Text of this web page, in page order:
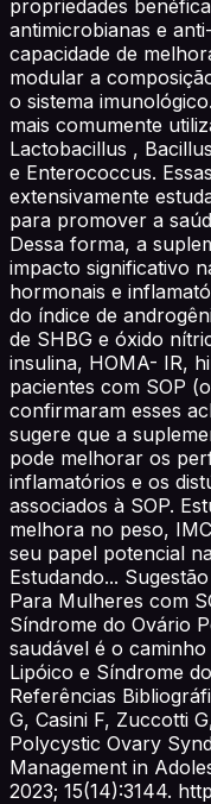
propriedades
antimicrobianas e
capacidade de
modular a
o sistema
mais comumente
Lactobacillus ,
e Enterococcus.
extensivamente
para promover a
Dessa forma, a
impacto significativo
hormonais e
do índice de
de SHBG e óxido
insulina, HOMA- IR,
pacientes com SOP
confirmaram esses
sugere que a
pode melhorar os
inflamatórios e os
associados à SOP.
melhora no peso,
seu papel potencial
Estudando...
Para Mulheres com
Síndrome do Ovário
saudável é o
Lipóico e Síndrome
Referências
G, Casini F, Zuccotti
Polycystic Ovary
Management in
2023; 15(14):3144.